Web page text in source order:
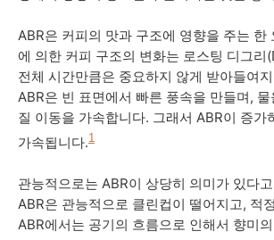
ABR은 커피의 맛과 구조에 영향을 주는 한
에 의한 커피 구조의 변화는 로스팅 디그리
전체 시간만큼은 중요하지 않게 받아들여
ABR은 빈 표면에서 빠른 풍속을 만들며,
질 이동을 가속합니다. 그래서 ABR이 증가
가속됩니다.1
관능적으로는 ABR이 상당히 의미가 있다
ABR은 관능적으로 클린컵이 떨어지고, 적
ABR에서는 공기의 흐름으로 인해서 향미